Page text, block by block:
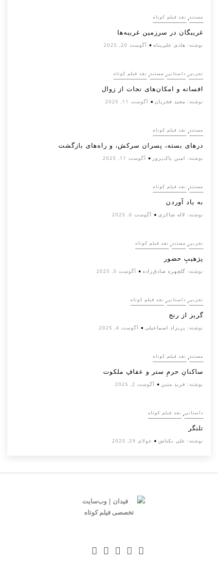
مستند, نقد فیلم کوتاه
غریبگان در سرزمین غریبه‌ها
نوشته: هادی علی‌پناه آگوست 20, 2025
تجربی, داستانی, مستند, نقد فیلم کوتاه
افسانه‌ و امکان‌های نجات از زوال
نوشته: مجید فخریان آگوست 11, 2025
مستند, نقد فیلم کوتاه
درهای بسته، پسران سرکش، و راه‌های بازگشت
نوشته: امین پاک‌پرور آگوست 11, 2025
مستند, نقد فیلم کوتاه
به یاد آوردن
نوشته: لاله شاکری آگوست 6, 2025
تجربی, مستند, نقد فیلم کوتاه
پرَهیب‌ِ حضور
نوشته: گلچهره صادق‌زاده آگوست 5, 2025
تجربی, داستانی, نقد فیلم کوتاه
گریز از رنج
نوشته: پریزاد اسماعیلی آگوست 4, 2025
مستند, نقد فیلم کوتاه
ساکنانِ حرمِ ستر و عفافِ ملکوت
نوشته: فرید متین آگوست 2, 2025
داستانی, نقد فیلم کوتاه
تلنگر
نوشته: علی بکتاش جولای 29, 2025